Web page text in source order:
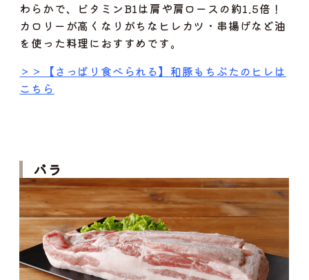
わらかで、ビタミンB1は肩や肩ロースの約1.5倍！
カロリーが高くなりがちなヒレカツ・串揚げなど油
を使った料理におすすめです。
＞＞【さっぱり食べられる】和豚もちぶたのヒレは
こちら
バラ